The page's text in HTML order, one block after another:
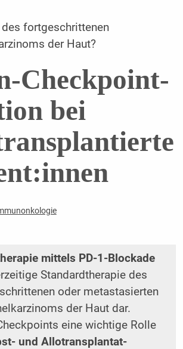
fortgeschrittenen
der Haut?
Checkpoint-
bei
mittels PD-1-Blockade
Standardtherapie des
oder metastasierten
der Haut dar.
eine wichtige Rolle
und Allotransplantat-